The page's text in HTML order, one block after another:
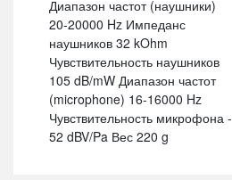
Диапазон частот (наушники)
20-20000 Hz Импеданс
наушников 32 kOhm
Чувствительность наушников
105 dB/mW Диапазон частот
(microphone) 16-16000 Hz
Чувствительность микрофона -
52 dBV/Pa Вес 220 g